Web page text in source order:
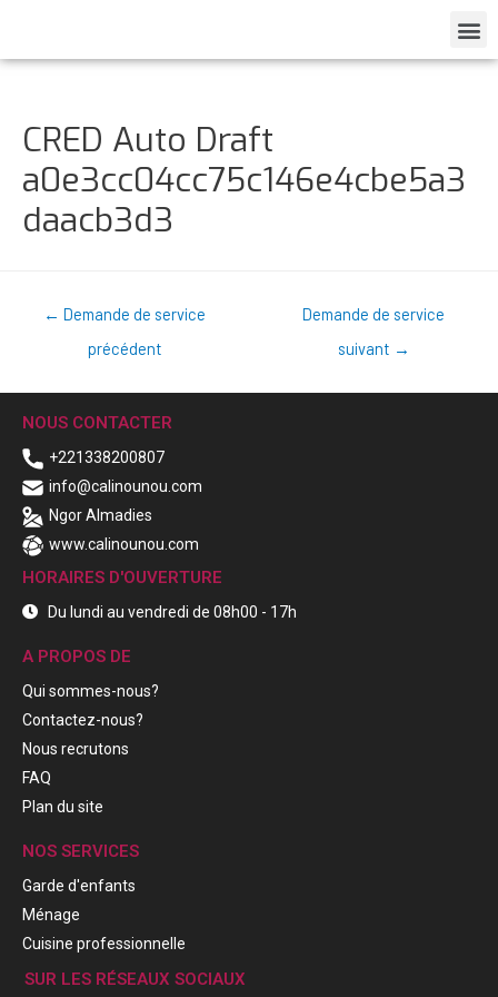
CRED Auto Draft
a0e3cc04cc75c146e4cbe5a3
daacb3d3
← Demande de service
précédent
Demande de service
suivant →
NOUS CONTACTER
+221338200807
info@calinounou.com
Ngor Almadies
www.calinounou.com
HORAIRES D'OUVERTURE
Du lundi au vendredi de 08h00 - 17h
A PROPOS DE
Qui sommes-nous?
Contactez-nous?
Nous recrutons
FAQ
Plan du site
NOS SERVICES
Garde d'enfants
Ménage
Cuisine professionnelle
SUR LES RÉSEAUX SOCIAUX